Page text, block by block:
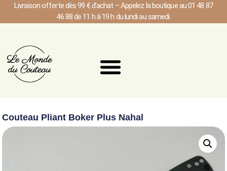
Livraison offerte dès 99 € d’achat – Appelez la boutique au 01 48 87
46 88 de 11 h à 19 h du lundi au samedi.
Couteau Pliant Boker Plus Nahal